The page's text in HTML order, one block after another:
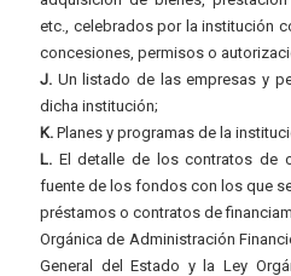
etc., celebrados por la institución
concesiones, permisos o
J. Un listado de las empresas y
dicha institución;
K. Planes y programas de la
L. El detalle de los contratos de
fuente de los fondos con los que
préstamos o contratos de
Orgánica de Administración
General del Estado y la Ley